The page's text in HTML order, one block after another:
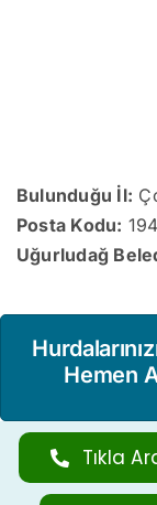
Bulunduğu İl:
Posta Kodu:
Uğurludağ
Hemen
Tıkla